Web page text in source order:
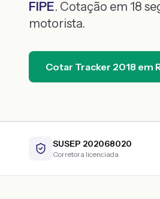
FIPE. Cotação em 18
motorista.
Cotar Tracker 2018 em
SUSEP 202068020
Corretora licenciada